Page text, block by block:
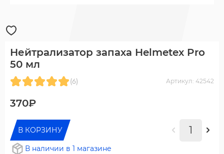
Нейтрализатор запаха Helmetex Pro
50 мл
(6) Артикул: 42542
370₽
В КОРЗИНУ
В наличии в 1 магазине